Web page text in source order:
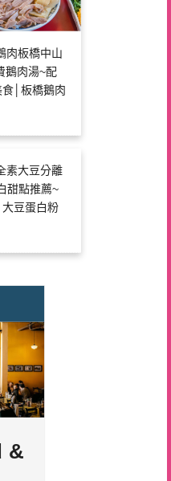
肉板橋中山
鵝肉湯~配
│板橋鵝肉
素大豆分離
甜點推薦~
豆蛋白粉